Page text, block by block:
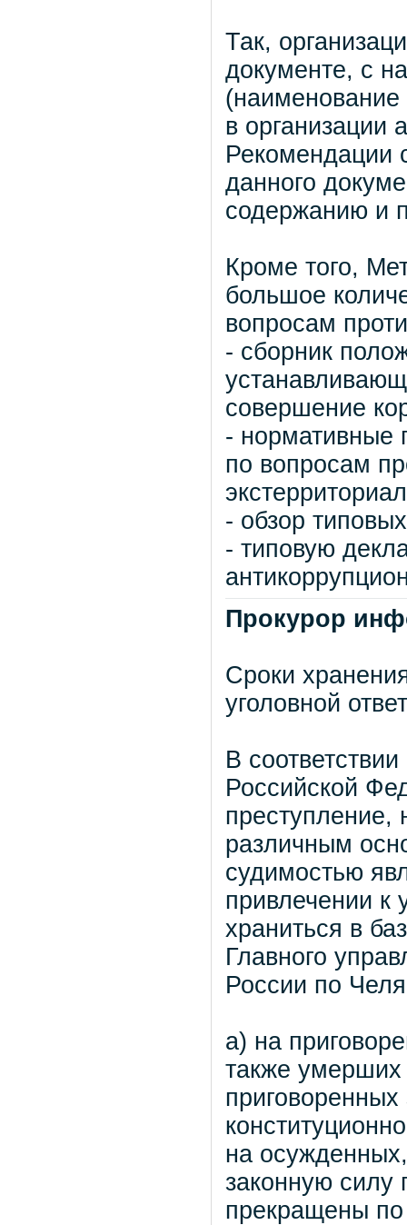
Так,
документе, с
(наименование
в организации
Рекомендации
данного
содержанию и
Кроме того,
большое
вопросам
- сборник
совершение
- нормативные
по вопросам
- обзор
- типовую
Прокурор
Сроки
уголовной
В
Российской
преступление,
различным
судимостью
привлечении к
храниться в
Главного
России по
а) на
также
на
законную силу
прекращены